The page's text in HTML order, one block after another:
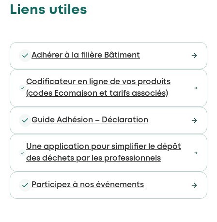
Liens utiles
Adhérer à la filière Bâtiment
Codificateur en ligne de vos produits
(codes Ecomaison et tarifs associés)
Guide Adhésion – Déclaration
Une application pour simplifier le dépôt
des déchets par les professionnels
Participez à nos événements